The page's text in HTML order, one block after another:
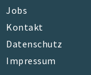
Jobs
Kontakt
Datenschutz
Impressum